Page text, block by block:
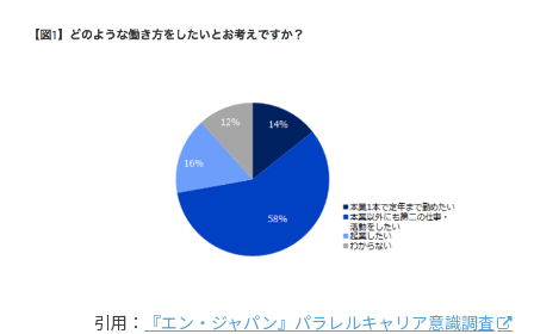
引用： 『エン・ジャパン』パラレルキャリア意識調査